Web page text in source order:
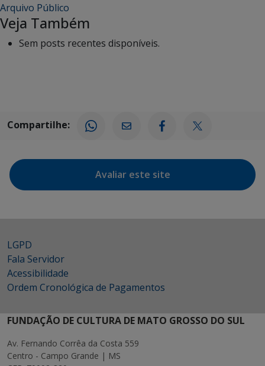
Arquivo Público
Veja Também
Sem posts recentes disponíveis.
Compartilhe:
Avaliar este site
LGPD
Fala Servidor
Acessibilidade
Ordem Cronológica de Pagamentos
FUNDAÇÃO DE CULTURA DE MATO GROSSO DO SUL
Av. Fernando Corrêa da Costa 559
Centro - Campo Grande | MS